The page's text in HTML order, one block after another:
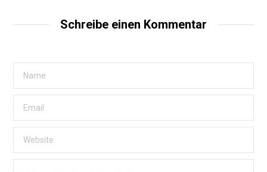
Schreibe einen Kommentar